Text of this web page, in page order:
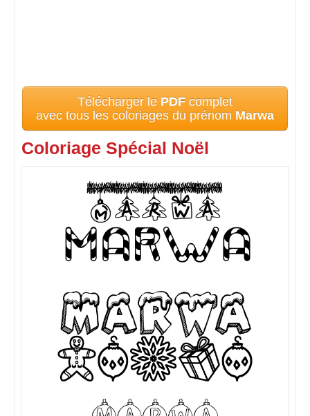
Télécharger le PDF complet
avec tous les coloriages du prénom Marwa
Coloriage Spécial Noël